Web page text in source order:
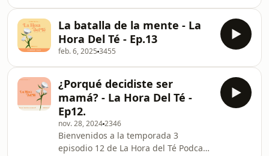
La batalla de la mente - La
Hora Del Té - Ep.13
feb. 6, 2025 3455
¿Porqué decidiste ser
mamá? - La Hora Del Té -
Ep12.
nov. 28, 20242346
Bienvenidos a la temporada 3
episodio 12 de La Hora del Té Podcast;